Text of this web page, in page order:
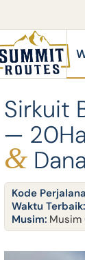
Sirkuit
—
&
Kode
Waktu Terbaik:
Musim: Musim